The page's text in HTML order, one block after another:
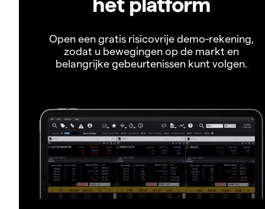
Open een gratis risicovrije demo-rekening,
zodat u bewegingen op de markt en
belangrijke gebeurtenissen kunt volgen.